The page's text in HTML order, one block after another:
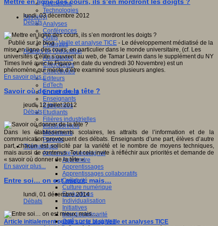
Recherche
Technologies
Savoir(s)
Analyses
Conférences
Outils
Pratiques
Acteurs de l'éducation
Animateurs
Chercheurs
Collectivités
Editeurs
EdTech
Encadrement
Enseignants
Entreprises
Etudiants
Filières industrielles
Institutionnels
Médiateurs
Parents
Thématiques
Apprendre et enseigner
Apprendre
Apprentissages
Apprentissages collaboratifs
Créativité
Culture numérique
Evaluations
Individualisation
Initiatives
Interdisciplinarité
Outils pour la classe
lundi, 03 décembre 2012
Débats
Publié sur le blog :Veille et analyse TICE - Le développement médiatisé de la
mise en ligne des cours, en particulier dans le monde universitaire, (cf. Les
universités d’élite s’ouvrent au web, de Tamar Lewin dans le supplément du NY
Times livré avec le Figaro en date du vendredi 30 Novembre) est un
phénomène qui mérite d’être examiné sous plusieurs angles.
En savoir plus...
Savoir où donner de la tête ?
jeudi, 12 juillet 2012
Débats
Dans les établissements scolaires, les attraits de l’information et de la
communication provoquent des débats. Enseignants d’une part, élèves d’autre
part, chacun est sollicité par la variété et le nombre de moyens techniques,
mais aussi de contenus. Tout cela invite à réfléchir aux priorités et demande de
« savoir où donner de la tête ».
En savoir plus...
Entre soi… on est mieux, mais…
lundi, 01 décembre 2014
Débats
Article initialement publié sur le blog Veille et analyses TICE